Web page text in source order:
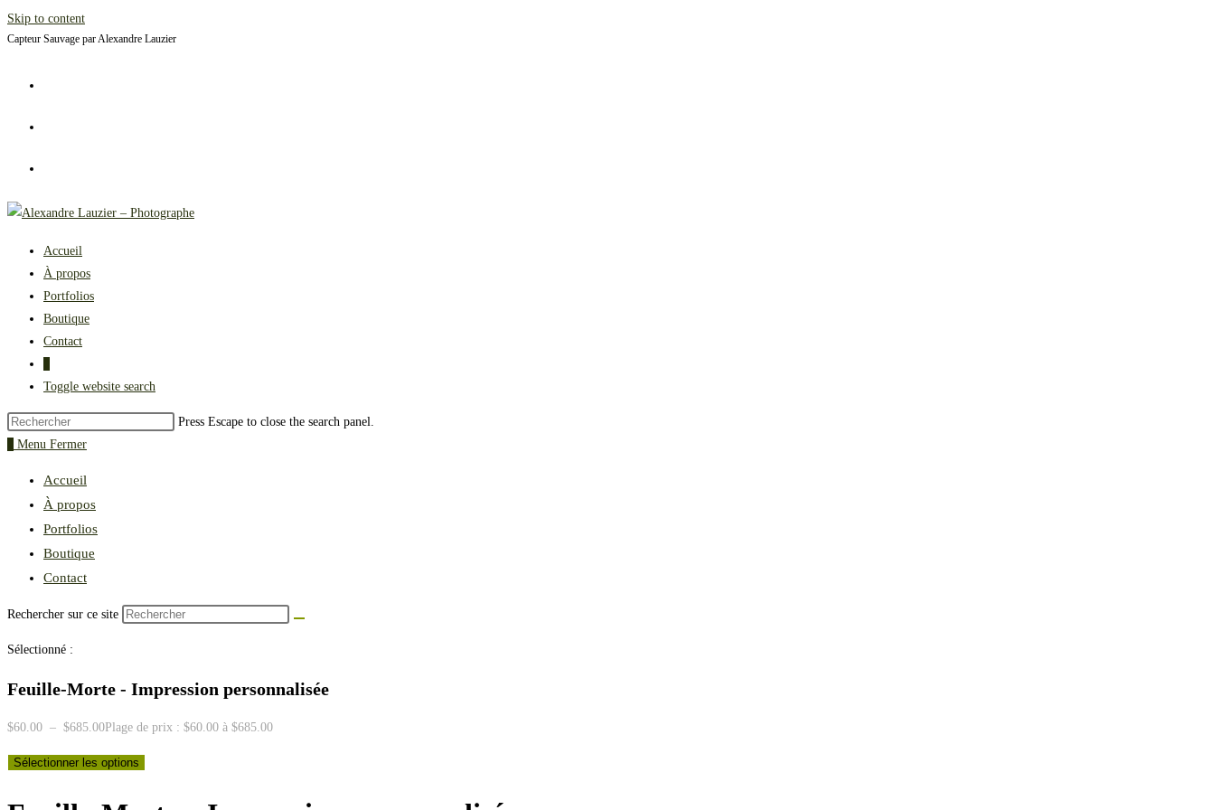
Skip to content
Capteur Sauvage par Alexandre Lauzier
Accueil
À propos
Portfolios
Boutique
Contact
Toggle website search
Press Escape to close the search panel.
Menu Fermer
Accueil
À propos
Portfolios
Boutique
Contact
Rechercher sur ce site
Sélectionné :
Feuille-Morte - Impression personnalisée
$60.00 – $685.00Plage de prix : $60.00 à $685.00
Sélectionner les options